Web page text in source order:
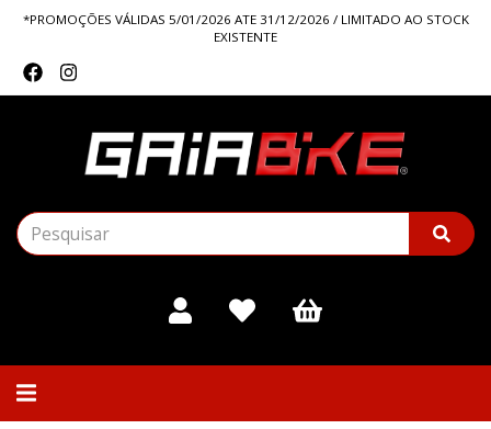
*PROMOÇÕES VÁLIDAS 5/01/2026 ATE 31/12/2026 / LIMITADO AO STOCK
EXISTENTE
Alternar